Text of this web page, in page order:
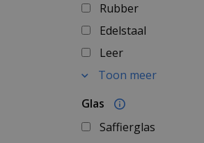
Rubber
Edelstaal
Leer
Toon meer
Glas
Saffierglas